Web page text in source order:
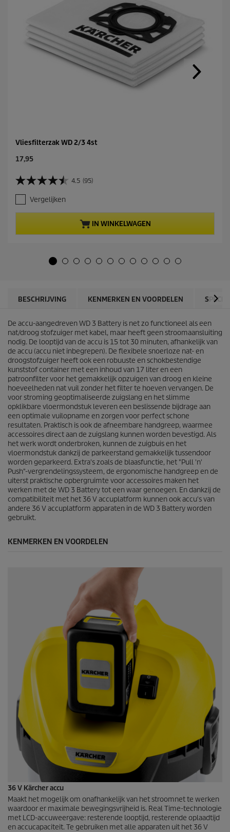
Vliesfilterzak WD 2/3 4st
C
r
e
n
t
r
e
17,95
4.5 (95)
4
.
5
v
n
.
9
5
b
e
o
o
r
d
e
l
i
n
g
e
n
Vergelijken
IN WINKELWAGEN
BESCHRIJVING KENMERKEN EN VOORDELEN
De accu-aangedreven WD 3 Battery is net zo functioneel als een
nat/droog stofzuiger met kabel, maar heeft geen stroomaansluiting
nodig. De looptijd van de accu is 15 tot 30 minuten, afhankelijk van
de accu (accu niet inbegrepen). De flexibele snoerloze nat- en
droogstofzuiger heeft ook een robuuste en schokbestendige
kunststof container met een inhoud van 17 liter en een
patroonfilter voor het gemakkelijk opzuigen van droog en kleine
hoeveelheden nat vuil zonder het filter te hoeven vervangen. De
voor stroming geoptimaliseerde zuigslang en het slimme
opklikbare vloermondstuk leveren een beslissende bijdrage aan
een optimale vuilopname en zorgen voor perfect schone
resultaten. Praktisch is ook de afneembare handgreep, waarmee
accessoires direct aan de zuigslang kunnen worden bevestigd. Als
het werk wordt onderbroken, kunnen de zuigbuis en het
vloermondstuk dankzij de parkeerstand gemakkelijk tussendoor
worden geparkeerd. Extra's zoals de blaasfunctie, het "Pull 'n'
Push"-vergrendelingssysteem, de ergonomische handgreep en de
uiterst praktische opbergruimte voor accessoires maken het
werken met de WD 3 Battery tot een waar genoegen. En dankzij de
compatibiliteit met het 36 V accuplatform kunnen ook accu's van
andere 36 V accuplatform apparaten in de WD 3 Battery worden
gebruikt.
KENMERKEN EN VOORDELEN
36 V Kärcher accu
Maakt het mogelijk om onafhankelijk van het stroomnet te werken
waardoor er maximale bewegingsvrijheid is. Real Time-technologie
met LCD-accuweergave: resterende looptijd, resterende oplaadtijd
en accucapaciteit. Te gebruiken met alle apparaten uit het 36 V